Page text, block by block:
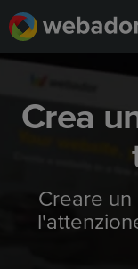
Crea
Creare